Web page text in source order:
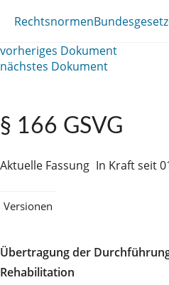
Rechtsnormen
vorheriges Dokument
nächstes Dokument
§ 166 GSVG
Aktuelle Fassung In Kraft seit
Versionen
Übertragung der
Rehabilitation